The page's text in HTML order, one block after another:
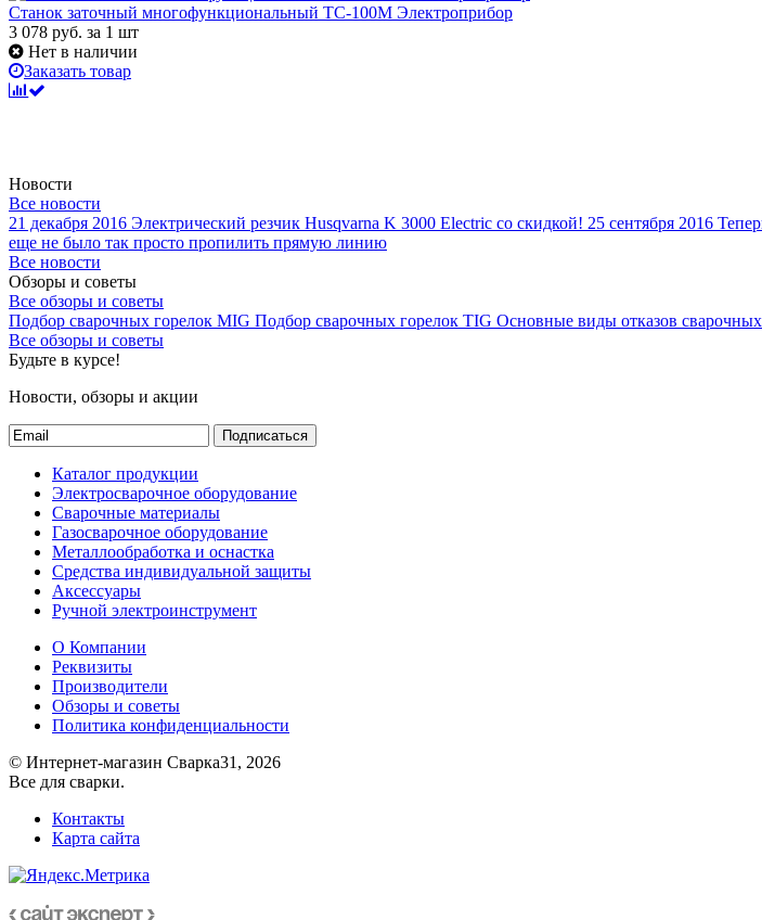
Станок заточный многофункциональный TC-100М Электроприбор
3 078 руб. за 1 шт
Нет в наличии
Заказать товар
Новости
Все новости
21 декабря 2016 Электрический резчик Husqvarna K 3000 Electric со скидкой! 25 сентября 2016
еще не было так просто пропилить прямую линию
Все новости
Обзоры и советы
Все обзоры и советы
Подбор сварочных горелок MIG Подбор сварочных горелок TIG Основные виды отказов сварочных
Все обзоры и советы
Будьте в курсе!
Новости, обзоры и акции
Подписаться
Каталог продукции
Электросварочное оборудование
Сварочные материалы
Газосварочное оборудование
Металлообработка и оснастка
Средства индивидуальной защиты
Аксессуары
Ручной электроинструмент
О Компании
Реквизиты
Производители
Обзоры и советы
Политика конфиденциальности
© Интернет-магазин Сварка31, 2026
Все для сварки.
Контакты
Карта сайта